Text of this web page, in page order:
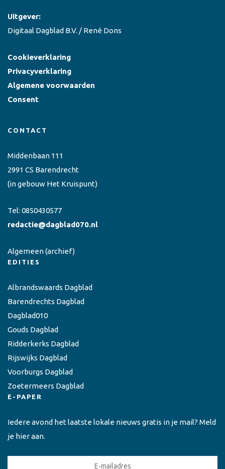
Uitgever:
Digitaal Dagblad B.V. / René Dons
Cookieverklaring
Privacyverklaring
Algemene voorwaarden
Consent
CONTACT
Middenbaan 111
2991 CS Barendrecht
(in gebouw Het Kruispunt)
Tel: 0850430577
redactie@dagblad070.nl
Algemeen(archief)
EDITIES
Albrandswaards Dagblad
Barendrechts Dagblad
Dagblad010
Gouds Dagblad
Ridderkerks Dagblad
Rijswijks Dagblad
Voorburgs Dagblad
Zoetermeers Dagblad
E-PAPER
Iedere avond het laatste lokale nieuws gratis in je mail? Meld
je hier aan.